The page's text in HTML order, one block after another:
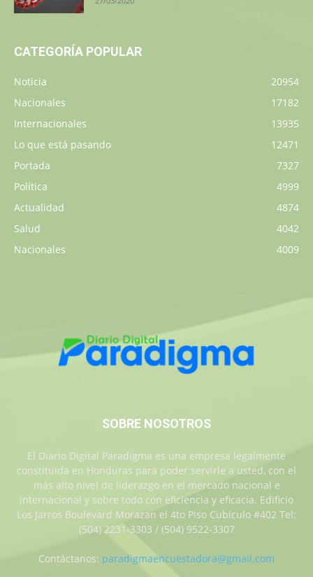
CATEGORÍA POPULAR
Noticia
20954
Nacionales
17182
Internacionales
13935
Lo que está pasando
12471
Portada
7327
Política
4999
Actualidad
4874
Salud
4042
Nacionales
4009
SOBRE NOSOTROS
El Diario Digital Paradigma es una empresa legalmente
constituida en Honduras para poder servirle a usted, con el
más alto nivel de liderazgo en el mercado nacional e
internacional y sobre todo con eficiencia y eficacia. Edificio
Los Jarros Boulevard Morazan el 4to Piso Cubiculo #402 Tel:
(504) 2231-3303 / (504) 9522-3307
Contáctanos: paradigmaencuestadora@gmail.com